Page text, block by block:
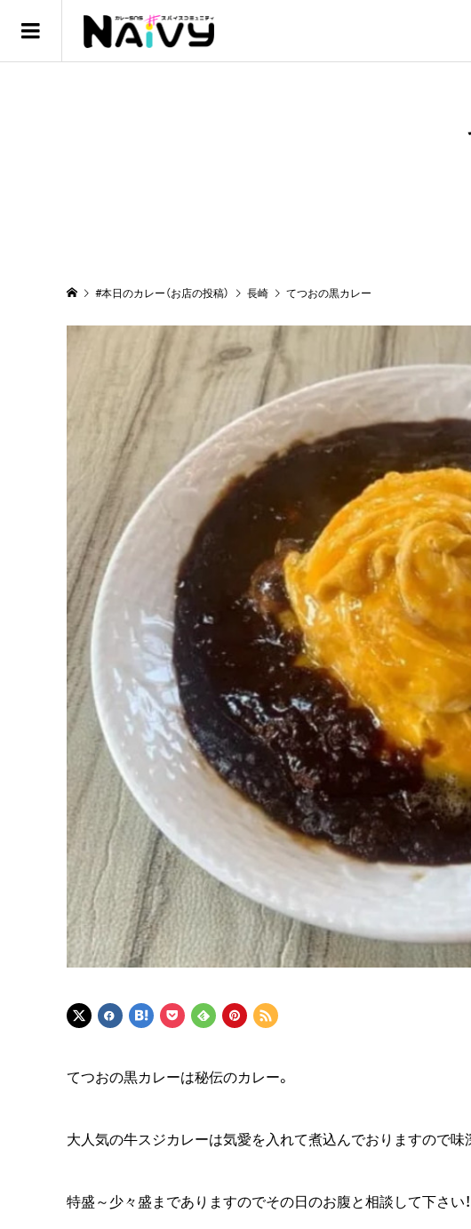
#本日のカレー（お店の投稿） 長崎 てつおの黒カレー
てつおの黒カレーは秘伝のカレー。
大人気の牛スジカレーは気愛を入れて煮込んでおりますので味
特盛～少々盛までありますのでその日のお腹と相談して下さい！